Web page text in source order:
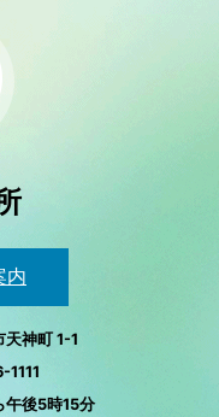
内
神町 1-1
午後5時15分